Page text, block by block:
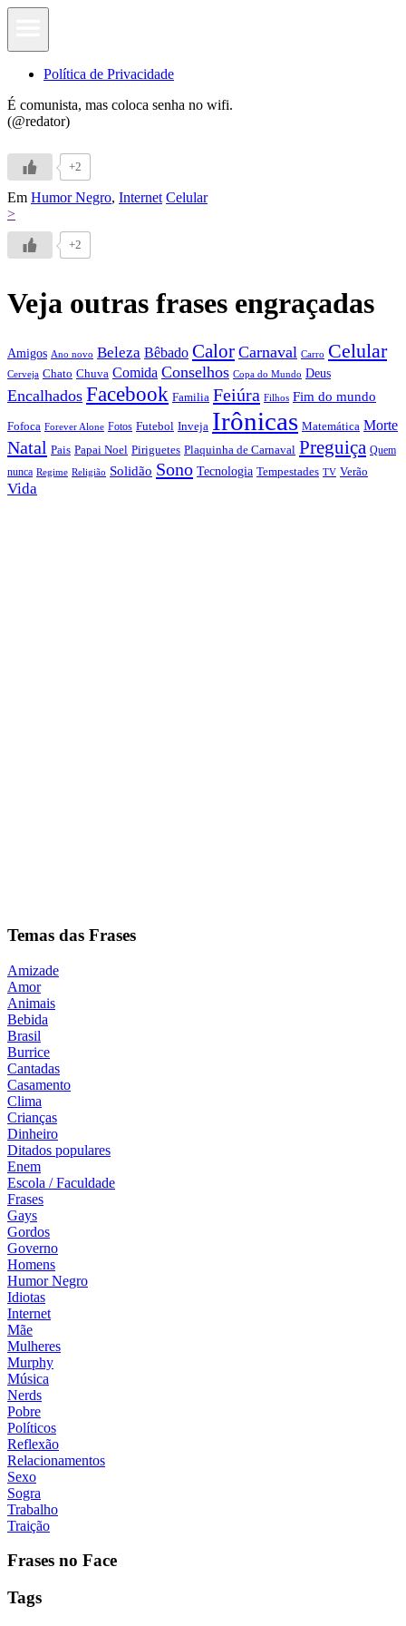
Política de Privacidade
É comunista, mas coloca senha no wifi.
(@redator)
+2
Em Humor Negro, Internet Celular
>
+2
Veja outras frases engraçadas
Amigos Ano novo Beleza Bêbado Calor Carnaval Carro Celular
Cerveja Chato Chuva Comida Conselhos Copa do Mundo Deus
Encalhados Facebook Familia Feiúra Filhos Fim do mundo
Fofoca Forever Alone Fotos Futebol Inveja Irônicas Matemática Morte
Natal Pais Papai Noel Piriguetes Plaquinha de Carnaval Preguiça Quem
nunca Regime Religião Solidão Sono Tecnologia Tempestades TV Verão
Vida
Temas das Frases
Amizade
Amor
Animais
Bebida
Brasil
Burrice
Cantadas
Casamento
Clima
Crianças
Dinheiro
Ditados populares
Enem
Escola / Faculdade
Frases
Gays
Gordos
Governo
Homens
Humor Negro
Idiotas
Internet
Mãe
Mulheres
Murphy
Música
Nerds
Pobre
Políticos
Reflexão
Relacionamentos
Sexo
Sogra
Trabalho
Traição
Frases no Face
Tags